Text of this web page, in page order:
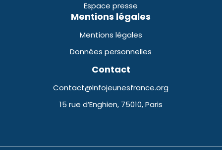
Espace presse
Mentions légales
Mentions légales
Données personnelles
Contact
Contact@Infojeunesfrance.org
15 rue d’Enghien, 75010, Paris